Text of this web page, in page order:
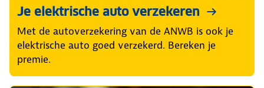
Je elektrische auto verzekeren
Met de autoverzekering van de ANWB is ook je
elektrische auto goed verzekerd. Bereken je
premie.